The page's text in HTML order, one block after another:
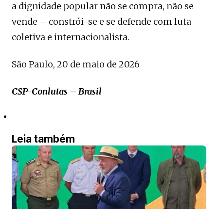
a dignidade popular não se compra, não se
vende – constrói-se e se defende com luta
coletiva e internacionalista.
São Paulo, 20 de maio de 2026
CSP-Conlutas – Brasil
Leia também